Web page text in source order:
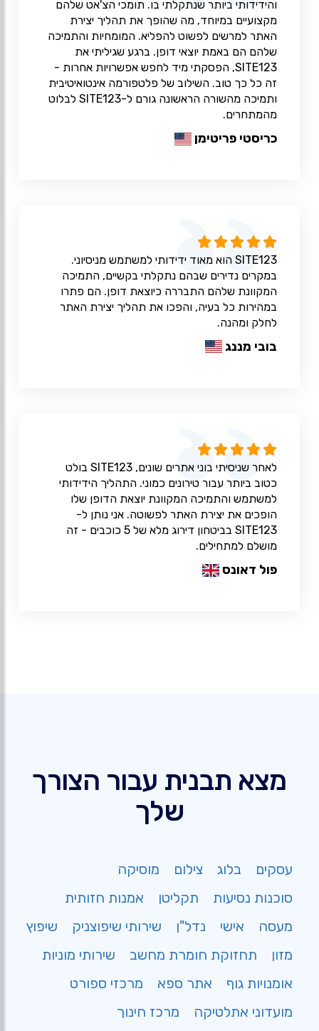
והידידותי ביותר שנתקלתי בו. תומכי הצ'אט שלהם
מקצועיים במיוחד, מה שהופך את תהליך יצירת
האתר למרשים לפשוט להפליא. המומחיות והתמיכה
שלהם הם באמת יוצאי דופן. ברגע שגיליתי את
SITE123, הפסקתי מיד לחפש אפשרויות אחרות -
זה כל כך טוב. השילוב של פלטפורמה אינטואיטיבית
ותמיכה מהשורה הראשונה גורם ל-SITE123 לבלוט
מהמתחרים.
כריסטי פריטימן
SITE123 הוא מאוד ידידותי למשתמש מניסיוני.
במקרים נדירים שבהם נתקלתי בקשיים, התמיכה
המקוונת שלהם התבררה כיוצאת דופן. הם פתרו
במהירות כל בעיה, והפכו את תהליך יצירת האתר
לחלק ומהנה.
בובי מננג
לאחר שניסיתי בוני אתרים שונים, SITE123 בולט
כטוב ביותר עבור טירונים כמוני. התהליך הידידותי
למשתמש והתמיכה המקוונת יוצאת הדופן שלו
הופכים את יצירת האתר לפשוטה. אני נותן ל-
SITE123 בביטחון דירוג מלא של 5 כוכבים - זה
מושלם למתחילים.
פול דאונס
מצא תבנית עבור הצורך
שלך
עסקים בלוג צילום
מוסיקה
סוכנות נסיעות
תקליטן
אמנות חזותית
מעסה
אישי נדל"ן שירותי שיפוצניק
שיפוץ
מזון
תחזוקת חומרת מחשב
שירותי מוניות
אומנויות גוף
אתר ספא
מרכזי ספורט
מועדוני אתלטיקה
מרכז חינוך